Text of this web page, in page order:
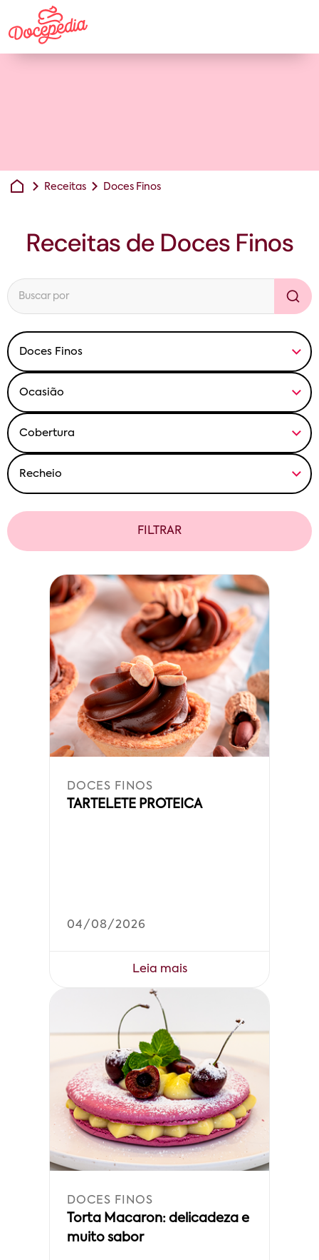
Receitas Doces Finos
Receitas deDoces Finos
FILTRAR
DOCES FINOS
TARTELETE PROTEICA
04/08/2026
Leia mais
DOCES FINOS
Torta Macaron: delicadeza e
muito sabor